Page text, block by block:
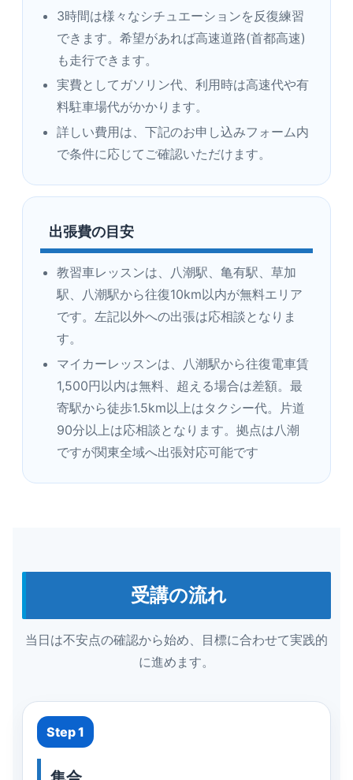
3時間は様々なシチュエーションを反復練習
できます。希望があれば高速道路(首都高速)
も走行できます。
実費としてガソリン代、利用時は高速代や有
料駐車場代がかかります。
詳しい費用は、下記のお申し込みフォーム内
で条件に応じてご確認いただけます。
出張費の目安
教習車レッスンは、八潮駅、亀有駅、草加
駅、八潮駅から往復10km以内が無料エリア
です。左記以外への出張は応相談となりま
す。
マイカーレッスンは、八潮駅から往復電車賃
1,500円以内は無料、超える場合は差額。最
寄駅から徒歩1.5km以上はタクシー代。片道
90分以上は応相談となります。拠点は八潮
ですが関東全域へ出張対応可能です
受講の流れ
当日は不安点の確認から始め、目標に合わせて実践的
に進めます。
Step 1